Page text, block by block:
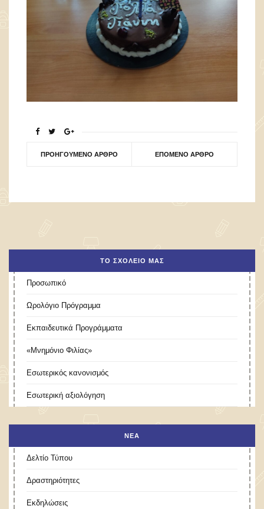
ΠΡΟΗΓΟΎΜΕΝΟ ΆΡΘΡΟ ΕΠΌΜΕΝΟ ΆΡΘΡΟ
ΤΟ ΣΧΟΛΕΊΟ ΜΑΣ
Προσωπικό
Ωρολόγιο Πρόγραμμα
Εκπαιδευτικά Προγράμματα
«Μνημόνιο Φιλίας»
Εσωτερικός κανονισμός
Εσωτερική αξιολόγηση
ΝΕΑ
Δελτίο Τύπου
Δραστηριότητες
Εκδηλώσεις